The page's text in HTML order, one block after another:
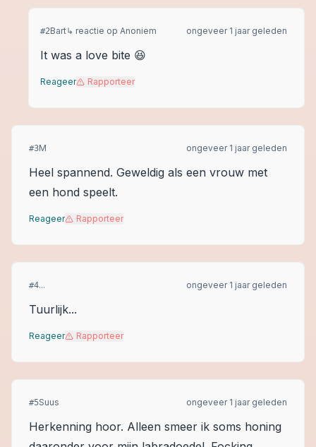
#2Bart↳ reactie op Anoniem ongeveer 1 jaar geleden
It was a love bite 😆
Reageer Rapporteer
#3M ongeveer 1 jaar geleden
Heel spannend. Geweldig als een vrouw met
een hond speelt.
Reageer Rapporteer
#4... ongeveer 1 jaar geleden
Tuurlijk...
Reageer Rapporteer
#5Suus ongeveer 1 jaar geleden
Herkenning hoor. Alleen smeer ik soms honing